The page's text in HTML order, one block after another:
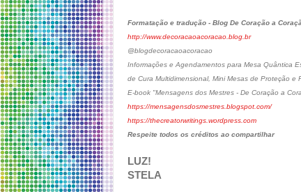
Formatação e tradução - Blog De Coração a
http://www.decoracaoacoracao.blog.br
@blogdecoracaoacoracao
Informações e Agendamentos para Mesa Quântica
de Cura Multidimensional, Mini Mesas de Proteção e
E-book "Mensagens dos Mestres - De Coração a
https://mensagensdosmestres.blogspot.com/
https://thecreatorwritings.wordpress.com
Respeite todos os créditos ao compartilhar
LUZ!
STELA